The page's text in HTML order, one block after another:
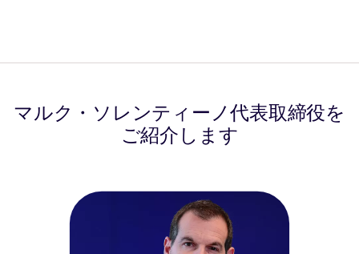
マルク・ソレンティーノ代表取締役を
ご紹介します